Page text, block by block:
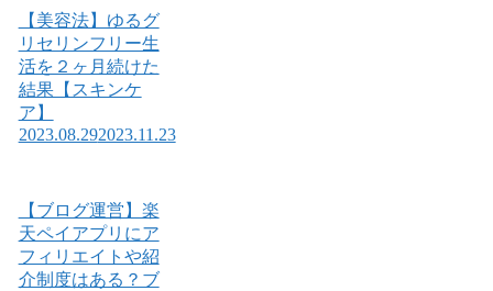
【美容法】ゆるグ
リセリンフリー生
活を２ヶ月続けた
結果【スキンケ
ア】
2023.08.292023.11.23
【ブログ運営】楽
天ペイアプリにア
フィリエイトや紹
介制度はある？ブ